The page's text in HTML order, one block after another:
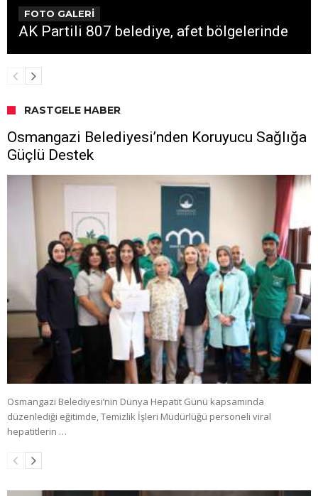
FOTO GALERİ
AK Partili 807 belediye, afet bölgelerinde
RASTGELE HABER
Osmangazi Belediyesi’nden Koruyucu Sağlığa
Güçlü Destek
Osmangazi Belediyesi’nin Dünya Hepatit Günü kapsamında
düzenlediği eğitimde, Temizlik İşleri Müdürlüğü personeli viral
hepatitlerin …